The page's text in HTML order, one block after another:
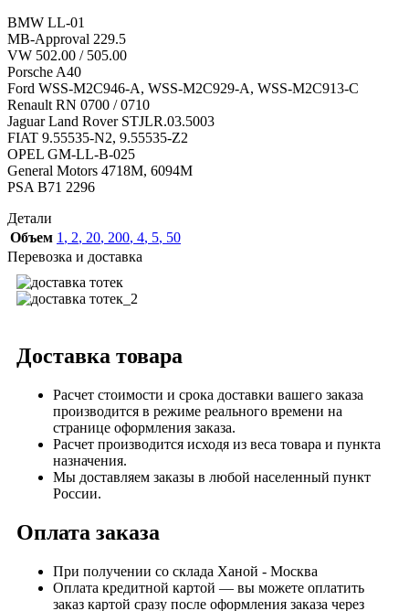
BMW LL-01
MB-Approval 229.5
VW 502.00 / 505.00
Porsche A40
Ford WSS-M2C946-A, WSS-M2C929-A, WSS-M2C913-C
Renault RN 0700 / 0710
Jaguar Land Rover STJLR.03.5003
FIAT 9.55535-N2, 9.55535-Z2
OPEL GM-LL-B-025
General Motors 4718M, 6094M
PSA B71 2296
Детали
Объем 1 , 2, 20, 200, 4, 5, 50
Перевозка и доставка
Доставка товара
Расчет стоимости и срока доставки вашего заказа
производится в режиме реального времени на
странице оформления заказа.
Расчет производится исходя из веса товара и пункта
назначения.
Мы доставляем заказы в любой населенный пункт
России.
Оплата заказа
При получении со склада Ханой - Москва
Оплата кредитной картой — вы можете оплатить
заказ картой сразу после оформления заказа через